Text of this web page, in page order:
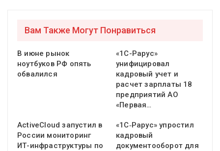
Вам Также Могут Понравиться
В июне рынок
ноутбуков РФ опять
обвалился
«1С-Рарус»
унифицировал
кадровый учет и
расчет зарплаты 18
предприятий АО
«Первая…
ActiveCloud запустил в
России мониторинг
ИТ-инфраструктуры по
«1С‑Рарус» упростил
кадровый
документооборот для